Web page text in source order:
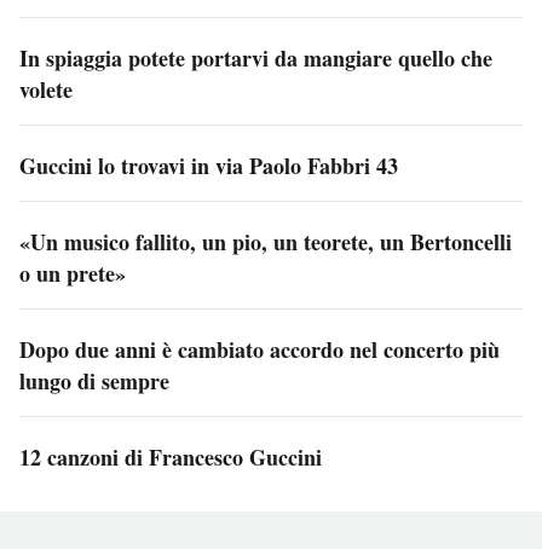
In spiaggia potete portarvi da mangiare quello che
volete
Guccini lo trovavi in via Paolo Fabbri 43
«Un musico fallito, un pio, un teorete, un Bertoncelli
o un prete»
Dopo due anni è cambiato accordo nel concerto più
lungo di sempre
12 canzoni di Francesco Guccini